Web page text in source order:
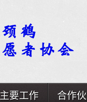
主要工作 合作